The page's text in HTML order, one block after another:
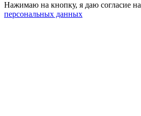
Нажимаю на кнопку, я даю согласие на
персональных данных